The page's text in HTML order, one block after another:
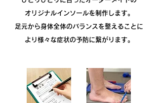
オリジナルインソールを制作します。
足元から身体全体のバランスを整えることに
より様々な症状の予防に繋がります。